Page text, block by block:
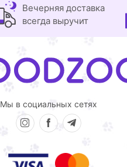
Вечерняя доставка
всегда выручит
Мы в социальных сетях